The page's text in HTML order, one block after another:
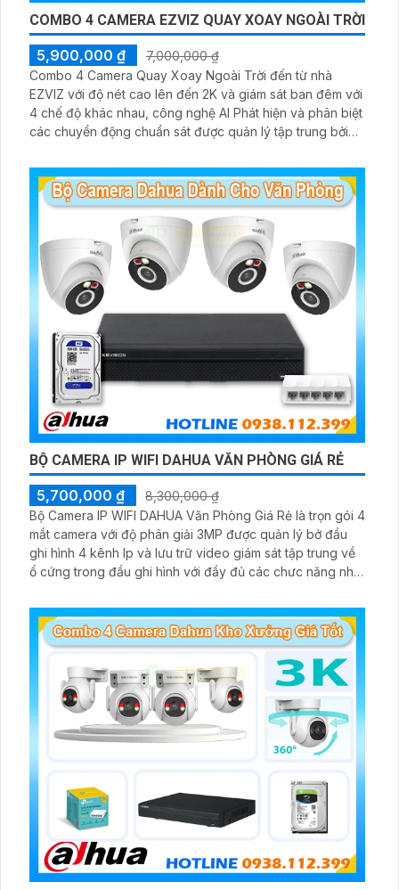
COMBO 4 CAMERA EZVIZ QUAY XOAY NGOÀI TRỜI
5,900,000 ₫
7,000,000 ₫
Combo 4 Camera Quay Xoay Ngoài Trời đến từ nhà
EZVIZ với độ nét cao lên đến 2K và giám sát ban đêm với
4 chế độ khác nhau, công nghệ AI Phát hiện và phân biệt
các chuyển động chuẩn sát được quản lý tập trung bởi
BỘ CAMERA IP WIFI DAHUA VĂN PHÒNG GIÁ RẺ
5,700,000 ₫
8,300,000 ₫
Bộ Camera IP WIFI DAHUA Văn Phòng Giá Rẻ là trọn gói 4
mắt camera với độ phân giải 3MP được quản lý bở đầu
ghi hình 4 kênh Ip và lưu trữ video giám sát tập trung về
ổ cứng trong đầu ghi hình với đầy đủ các chưc năng như
giám sát có màu vào ban đêm